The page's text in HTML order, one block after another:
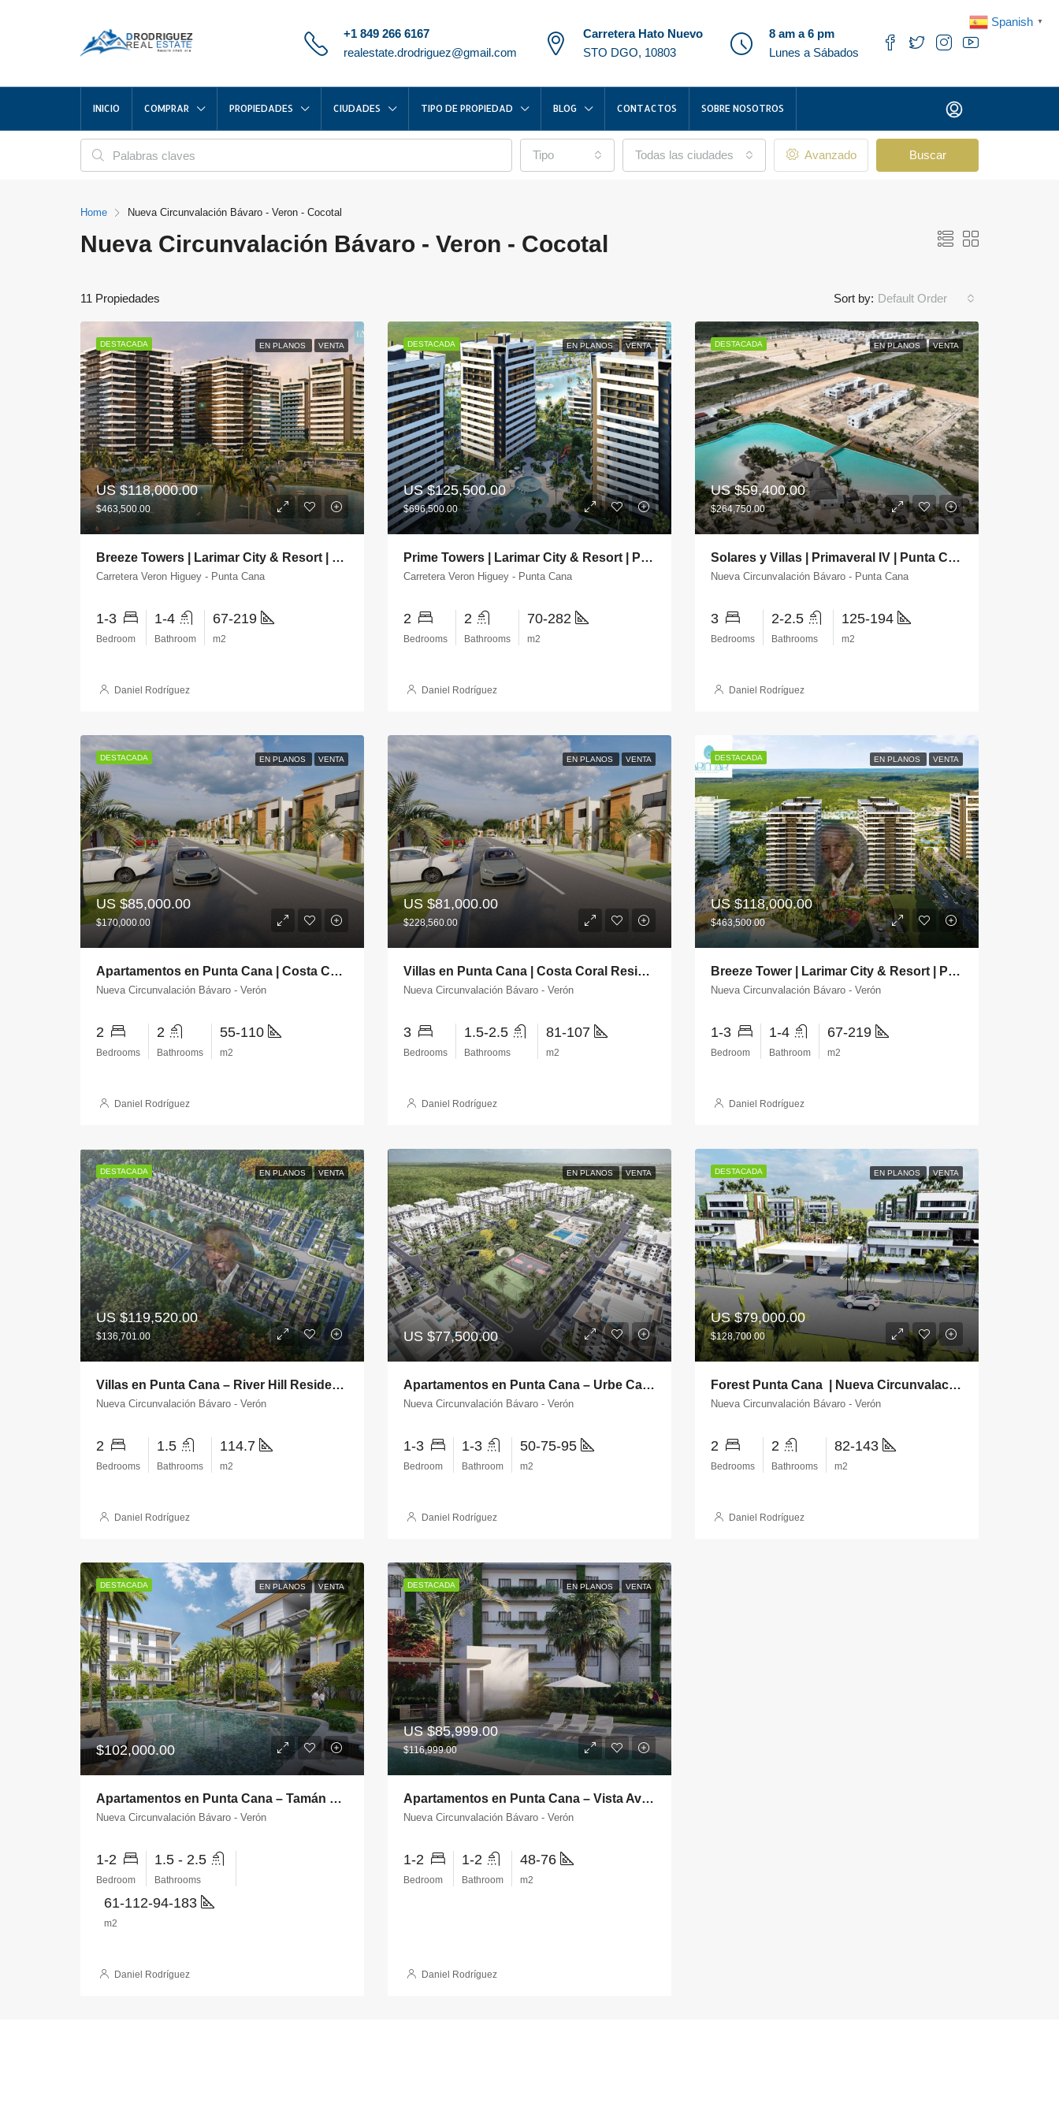
+1 849 266 6167
realestate.drodriguez@gmail.com
Carretera Hato Nuevo
STO DGO, 10803
8 am a 6 pm
Lunes a Sábados
INICIO COMPRAR PROPIEDADES CIUDADES TIPO DE PROPIEDAD BLOG CONTACTOS SOBRE NOSOTROS
Tipo Todas las ciudades Avanzado Buscar
Home Nueva Circunvalación Bávaro - Veron - Cocotal
Nueva Circunvalación Bávaro - Veron - Cocotal
11 Propiedades Sort by: Default Order
DESTACADA EN PLANOS VENTA
US$118,000.00
$463,500.00
Breeze Towers | Larimar City & Resort | Punta Cana
Carretera Veron Higuey - Punta Cana
1-3
Bedroom
1-4
Bathroom
67-219
m2
Daniel Rodríguez
DESTACADA EN PLANOS VENTA
US$125,500.00
$696,500.00
Prime Towers | Larimar City & Resort | Punta Cana
Carretera Veron Higuey - Punta Cana
2
Bedrooms
2
Bathrooms
70-282
m2
Daniel Rodríguez
DESTACADA EN PLANOS VENTA
US$59,400.00
$264,750.00
Solares y Villas | Primaveral IV | Punta Cana
Nueva Circunvalación Bávaro - Punta Cana
3
Bedrooms
2-2.5
Bathrooms
125-194
m2
Daniel Rodríguez
DESTACADA EN PLANOS VENTA
US $85,000.00
$170,000.00
Apartamentos en Punta Cana | Costa Coral Residence
Nueva Circunvalación Bávaro - Verón
2
Bedrooms
2
Bathrooms
55-110
m2
Daniel Rodríguez
EN PLANOS VENTA
US $81,000.00
$228,560.00
Villas en Punta Cana | Costa Coral Residence
Nueva Circunvalación Bávaro - Verón
3
Bedrooms
1.5-2.5
Bathrooms
81-107
m2
Daniel Rodríguez
DESTACADA EN PLANOS VENTA
US$118,000.00
$463,500.00
Breeze Tower | Larimar City & Resort | Punta Cana
Nueva Circunvalación Bávaro - Verón
1-3
Bedroom
1-4
Bathroom
67-219
m2
Daniel Rodríguez
DESTACADA EN PLANOS VENTA
US$119,520.00
$136,701.00
Villas en Punta Cana – River Hill Residences
Nueva Circunvalación Bávaro - Verón
2
Bedrooms
1.5
Bathrooms
114.7
m2
Daniel Rodríguez
EN PLANOS VENTA
US $77,500.00
Apartamentos en Punta Cana – Urbe Cana
Nueva Circunvalación Bávaro - Verón
1-3
Bedroom
1-3
Bathroom
50-75-95
m2
Daniel Rodríguez
DESTACADA EN PLANOS VENTA
US$79,000.00
$128,700.00
Forest Punta Cana | Nueva Circunvalación | Punta Cana
Nueva Circunvalación Bávaro - Verón
2
Bedrooms
2
Bathrooms
82-143
m2
Daniel Rodríguez
DESTACADA EN PLANOS VENTA
$102,000.00
Apartamentos en Punta Cana – Tamán Residences
Nueva Circunvalación Bávaro - Verón
1-2
Bedroom
1.5 - 2.5
Bathrooms
61-112-94-183
m2
Daniel Rodríguez
DESTACADA EN PLANOS VENTA
US$85,999.00
$116,999.00
Apartamentos en Punta Cana – Vista Avalon
Nueva Circunvalación Bávaro - Verón
1-2
Bedroom
1-2
Bathroom
48-76
m2
Daniel Rodríguez
Spanish ▼